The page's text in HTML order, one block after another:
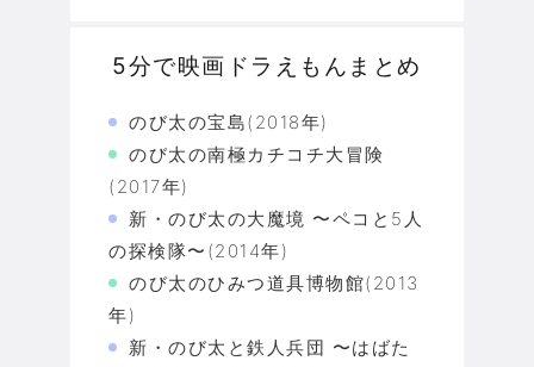
5分で映画ドラえもんまとめ
のび太の宝島(2018年)
のび太の南極カチコチ大冒険
(2017年)
新・のび太の大魔境 〜ペコと5人
の探検隊〜(2014年)
のび太のひみつ道具博物館(2013
年)
新・のび太と鉄人兵団 〜はばた